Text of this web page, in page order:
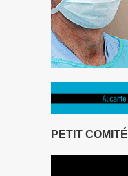
PETIT COMITÉ